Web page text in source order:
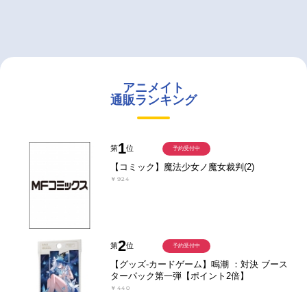
アニメイト
通販ランキング
第1位
【コミック】魔法少女ノ魔女裁判(2)
￥924
予約受付中
第2位
【グッズ-カードゲーム】鳴潮 ：対決 ブース
ターパック第一弾【ポイント2倍】
￥440
予約受付中